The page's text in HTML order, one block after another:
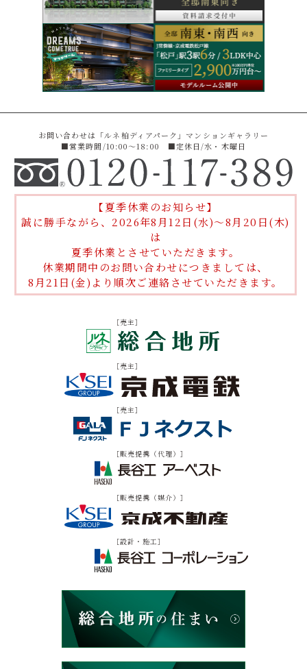
お問い合わせは「ルネ柏ディアパーク」マンションギャラリー
■営業時間/10:00〜18:00 ■定休日/水・木曜日
【夏季休業のお知らせ】
誠に勝手ながら、2026年8月12日(水)～8月20日(木)
は
夏季休業とさせていただきます。
休業期間中のお問い合わせにつきましては、
8月21日(金)より順次ご連絡させていただきます。
［売主］
［売主］
［売主］
［販売提携（代理）］
［販売提携（媒介）］
［設計・施工］